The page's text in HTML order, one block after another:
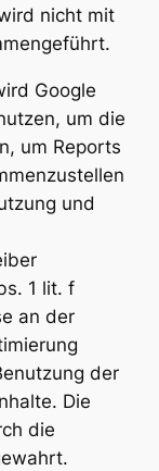
nicht mit
Google
um die
um Reports
und
1 lit. f
an der
der
Die
die